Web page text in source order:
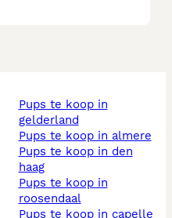
pups te koop in
gelderland
pups te koop in almere
pups te koop in den
haag
pups te koop in
roosendaal
pups te koop in capelle